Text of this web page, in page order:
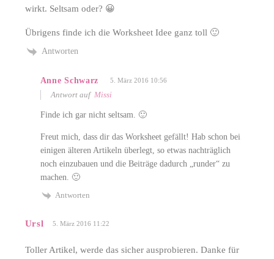
wirkt. Seltsam oder? 😀
Übrigens finde ich die Worksheet Idee ganz toll 🙂
Antworten
Anne Schwarz 5. März 2016 10:56
Antwort auf Missi
Finde ich gar nicht seltsam. 🙂
Freut mich, dass dir das Worksheet gefällt! Hab schon bei
einigen älteren Artikeln überlegt, so etwas nachträglich
noch einzubauen und die Beiträge dadurch „runder“ zu
machen. 🙂
Antworten
Ursl 5. März 2016 11:22
Toller Artikel, werde das sicher ausprobieren. Danke für